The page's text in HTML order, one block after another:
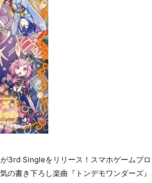
3rd Singleをリリース！スマホゲームプ
の書き下ろし楽曲『トンデモワンダーズ